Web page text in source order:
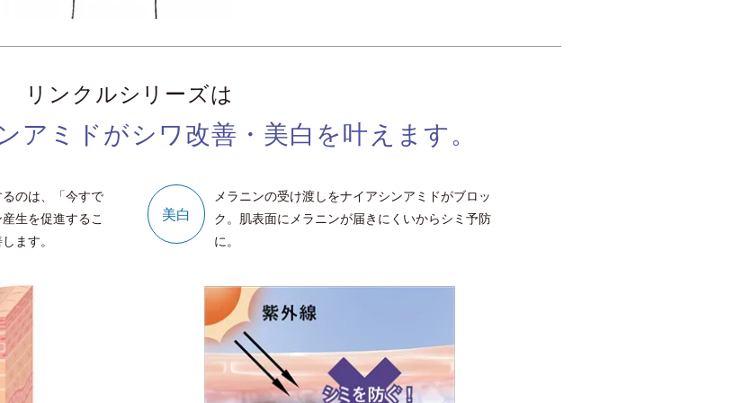
リンクルシリーズは
アミドがシワ改善・美白を叶えます。
のは、「今すで
生を促進するこ
ます。
美白
メラニンの受け渡しをナイアシンアミドがブロッ
ク。肌表面にメラニンが届きにくいからシミ予防
に。